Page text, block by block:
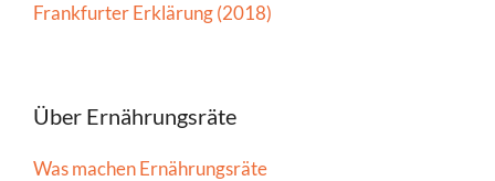
Frankfurter Erklärung (2018)
Über Ernährungsräte
Was machen Ernährungsräte